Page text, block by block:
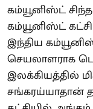
கம்யூனிஸ்ட்
கம்யூனிஸ்ட்
இந்திய
செயலாளராக
இலக்கியத்தில்
சங்கரய்யாதான்